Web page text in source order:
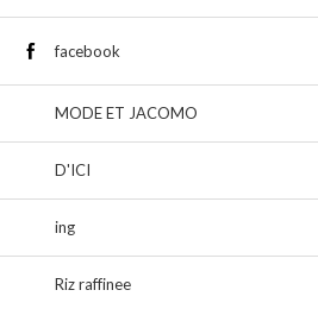
facebook
MODE ET JACOMO
D'ICI
ing
Riz raffinee